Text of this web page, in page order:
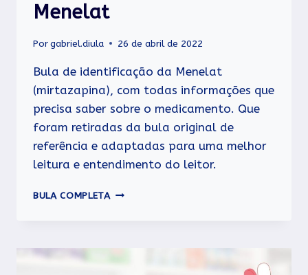
Menelat
Porgabriel.diula 26 de abril de 2022
Bula de identificação da Menelat
(mirtazapina), com todas informações que
precisa saber sobre o medicamento. Que
foram retiradas da bula original de
referência e adaptadas para uma melhor
leitura e entendimento do leitor.
BULA COMPLETA MENELAT